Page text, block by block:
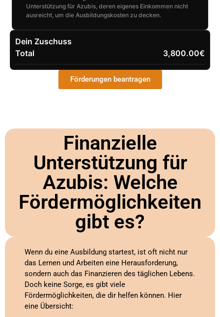
Unterstützung für Azubis, deren eigenes Einkommen nicht
ausreicht, um die Ausbildungskosten zu decken.
Dein Zuschuss
Total
3,800.00€
Förderungen beantragen
Finanzielle
Unterstützung für
Azubis: Welche
Fördermöglichkeiten
gibt es?
Wenn du eine Ausbildung startest, ist oft nicht nur
das Lernen und Arbeiten eine Herausforderung,
sondern auch das Finanzieren des täglichen Lebens.
Doch keine Sorge, es gibt viele
Fördermöglichkeiten, die dir helfen können. Hier
eine Übersicht: